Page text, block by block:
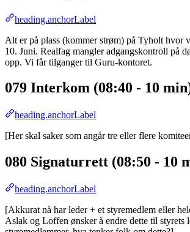
heading.anchorLabel
Alt er på plass (kommer strøm) på Tyholt hvor
10. Juni. Realfag mangler adgangskontroll på
opp. Vi får tilganger til Guru-kontoret.
079 Interkom (08:40 - 10
heading.anchorLabel
[Her skal saker som angår tre eller flere
080 Signaturrett (08:50 - 10
heading.anchorLabel
[Akkurat nå har leder + et styremedlem eller
Aslak og Loffen ønsker å endre dette til styrets